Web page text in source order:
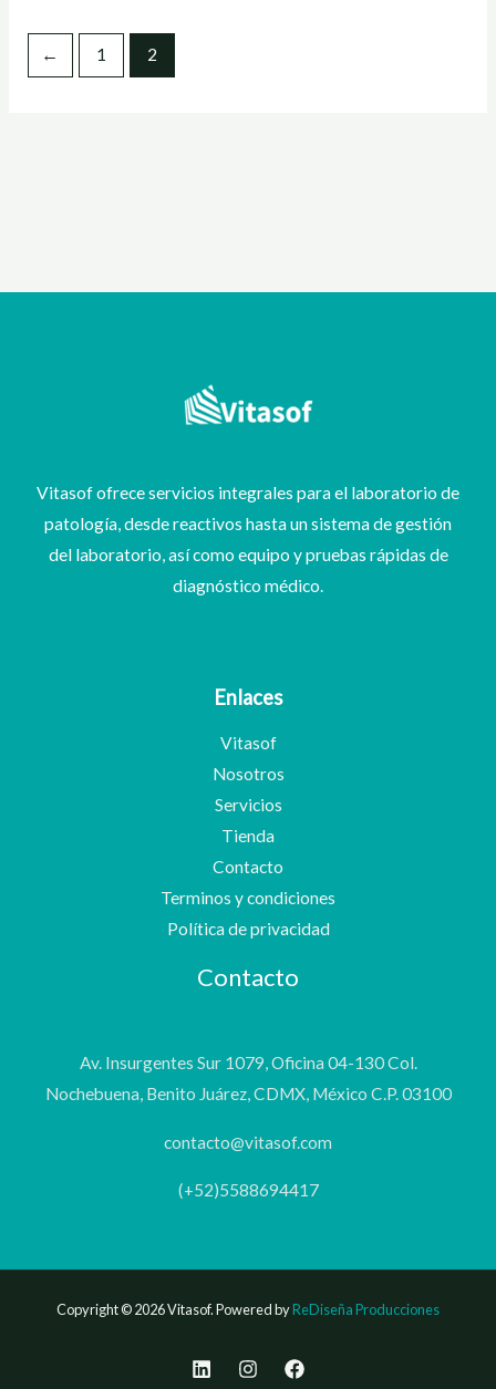
← 1 2
Vitasof ofrece servicios integrales para el laboratorio de
patología, desde reactivos hasta un sistema de gestión
del laboratorio, así como equipo y pruebas rápidas de
diagnóstico médico.
Enlaces
Vitasof
Nosotros
Servicios
Tienda
Contacto
Terminos y condiciones
Política de privacidad
Contacto
Av. Insurgentes Sur 1079, Oficina 04-130 Col.
Nochebuena, Benito Juárez, CDMX, México C.P. 03100
contacto@vitasof.com
(+52)5588694417
Copyright © 2026 Vitasof. Powered byReDiseña Producciones